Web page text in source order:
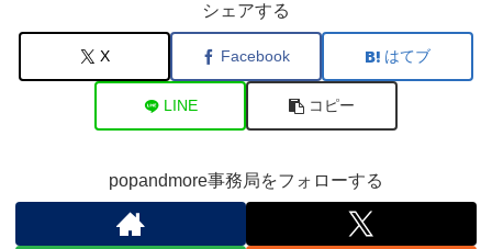
シェアする
X Facebook はてブ
LINE コピー
popandmore事務局をフォローする